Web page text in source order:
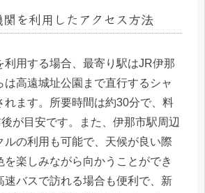
を利用したアクセス方法
用する場合、最寄り駅はJR伊那
は高遠城址公園まで直行するシャ
れます。所要時間は約30分で、料
が目安です。また、伊那市駅周辺
ルの利用も可能で、天候が良い際
を楽しみながら向かうことができ
速バスで訪れる場合も便利で、新